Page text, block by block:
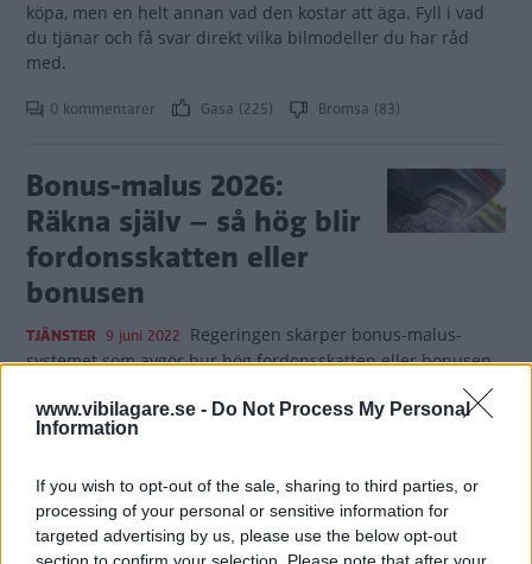
www.vibilagare.se - Do Not Process My Personal
Information
If you wish to opt-out of the sale, sharing to third parties, or
processing of your personal or sensitive information for
targeted advertising by us, please use the below opt-out
section to confirm your selection. Please note that after your
köpa, men en helt annan vad den kostar att äga. Fyll i vad
du tjänar och få svar direkt vilka bilmodeller du har råd
med.
0 kommentarer Gasa (225) Bromsa (83)
Bonus-malus 2026:
Räkna själv – så hög blir
fordonsskatten eller
bonusen
TJÄNSTER 9 juni 2022 Regeringen skärper bonus-malus-
systemet som avgör hur hög fordonsskatten eller bonusen
blir. Här kan du själv räkna ut hur mycket bonus eller malus
din bil får med det nya systemet.
Beställ internationellt